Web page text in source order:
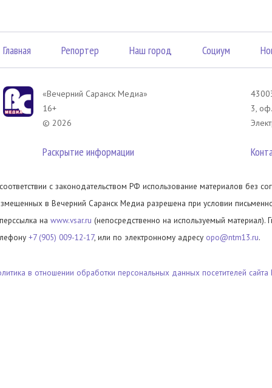
Главная Репортер Наш город Социум
«Вечерний Саранск Mедиа»
16+
© 2026
Раскрытие информации
3,
с законодательством РФ использование материалов без
в Вечерний Саранск Медиа разрешена при условии
на www.vsar.ru (непосредственно на используемый материал).
+7 (905) 009-12-17, или по электронному адресу opo@ntm13.ru.
в отношении обработки персональных данных посетителей